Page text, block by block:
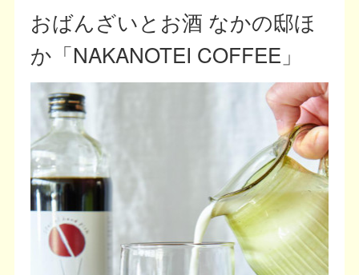
おばんざいとお酒 なかの邸ほ
か「NAKANOTEI COFFEE」